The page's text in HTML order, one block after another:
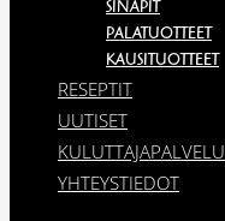
SINAPIT
PALATUOTTEET
KAUSITUOTTEET
RESEPTIT
UUTISET
KULUTTAJAPALVELU
YHTEYSTIEDOT